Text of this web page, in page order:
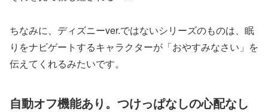
ちなみに、ディズニーver.ではないシリーズのものは、眠
りをナビゲートするキャラクターが「おやすみなさい」を
伝えてくれるみたいです。
自動オフ機能あり。つけっぱなしの心配なし